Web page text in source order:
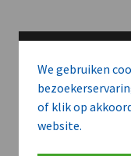
We gebruiken
of klik op
website.